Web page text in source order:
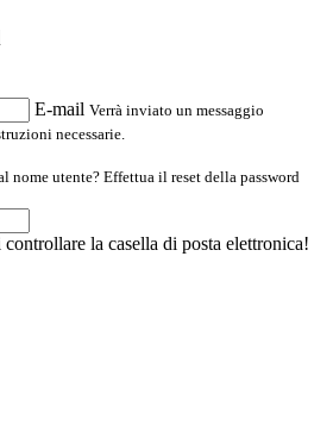
E-mail Verrà inviato un messaggio
necessarie.
nome utente? Effettua il reset della password
la casella di posta elettronica!